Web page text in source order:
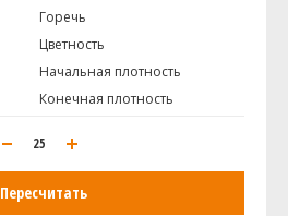
Горечь
Цветность
Начальная плотность
Конечная плотность
Пересчитать